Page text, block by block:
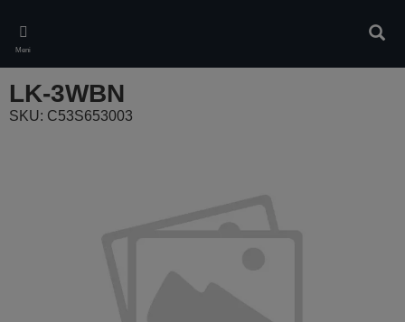
main
content
Meni
LK-3WBN
SKU: C53S653003